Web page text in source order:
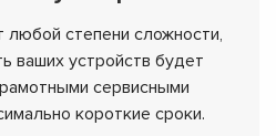
степени сложности,
ваших устройств будет
сервисными
короткие сроки.